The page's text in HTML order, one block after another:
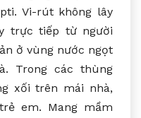
Vi-rút không lây
trực tiếp từ người
ở vùng nước ngọt
Trong các thùng
xối trên mái nhà,
em. Mang mầm